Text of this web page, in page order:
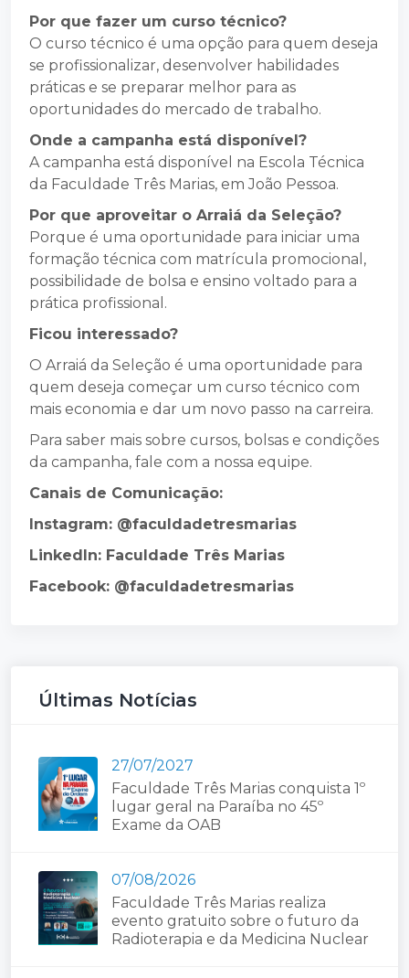
Por que fazer um curso técnico?
O curso técnico é uma opção para quem deseja
se profissionalizar, desenvolver habilidades
práticas e se preparar melhor para as
oportunidades do mercado de trabalho.
Onde a campanha está disponível?
A campanha está disponível na Escola Técnica
da Faculdade Três Marias, em João Pessoa.
Por que aproveitar o Arraiá da Seleção?
Porque é uma oportunidade para iniciar uma
formação técnica com matrícula promocional,
possibilidade de bolsa e ensino voltado para a
prática profissional.
Ficou interessado?
O Arraiá da Seleção é uma oportunidade para
quem deseja começar um curso técnico com
mais economia e dar um novo passo na carreira.
Para saber mais sobre cursos, bolsas e condições
da campanha, fale com a nossa equipe.
Canais de Comunicação:
Instagram: @faculdadetresmarias
LinkedIn: Faculdade Três Marias
Facebook: @faculdadetresmarias
Últimas Notícias
27/07/2027
Faculdade Três Marias conquista 1º
lugar geral na Paraíba no 45º
Exame da OAB
07/08/2026
Faculdade Três Marias realiza
evento gratuito sobre o futuro da
Radioterapia e da Medicina Nuclear